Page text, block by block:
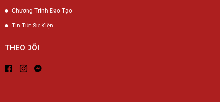
Chương Trình Đào Tạo
Tin Tức Sự Kiện
THEO DÕI